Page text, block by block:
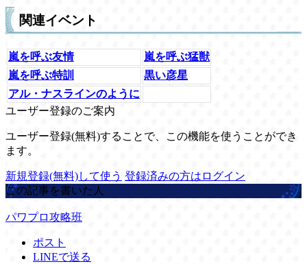
関連イベント
嵐を呼ぶ友情
嵐を呼ぶ猛獣
嵐を呼ぶ特訓
黒い彦星
アル・ナスラインのように
ユーザー登録のご案内
ユーザー登録(無料)することで、この機能を使うことができ
ます。
新規登録(無料)して使う 登録済みの方はログイン
この記事を書いた人
パワプロ攻略班
ポスト
LINEで送る